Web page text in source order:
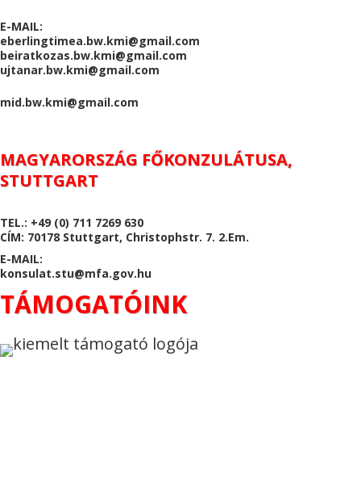
E-MAIL:
eberlingtimea.bw.kmi@gmail.com
beiratkozas.bw.kmi@gmail.com
ujtanar.bw.kmi@gmail.com
mid.bw.kmi@gmail.com
MAGYARORSZÁG FŐKONZULÁTUSA,
STUTTGART
TEL.: +49 (0) 711 7269 630
CÍM: 70178 Stuttgart, Christophstr. 7. 2.Em.
E-MAIL:
konsulat.stu@mfa.gov.hu
TÁMOGATÓINK